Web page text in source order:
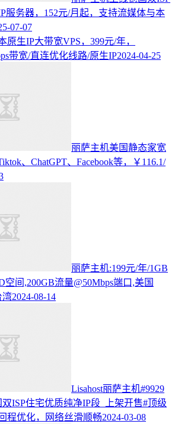
服务器，152元/月起，支持流媒体与本
07-07
原生IP大带宽VPS，399元/年，
带宽/直连优化线路/原生IP2024-04-25
丽萨主机美国静态家宽
、ChatGPT、Facebook等，￥116.1/
丽萨主机:199元/年/1GB
空间,200GB流量@50Mbps端口,美国
湾2024-08-14
Lisahost丽萨主机#9929
ISP住宅优质纯净IP段 上架开售#顶级
程优化，网络丝滑顺畅2024-03-08